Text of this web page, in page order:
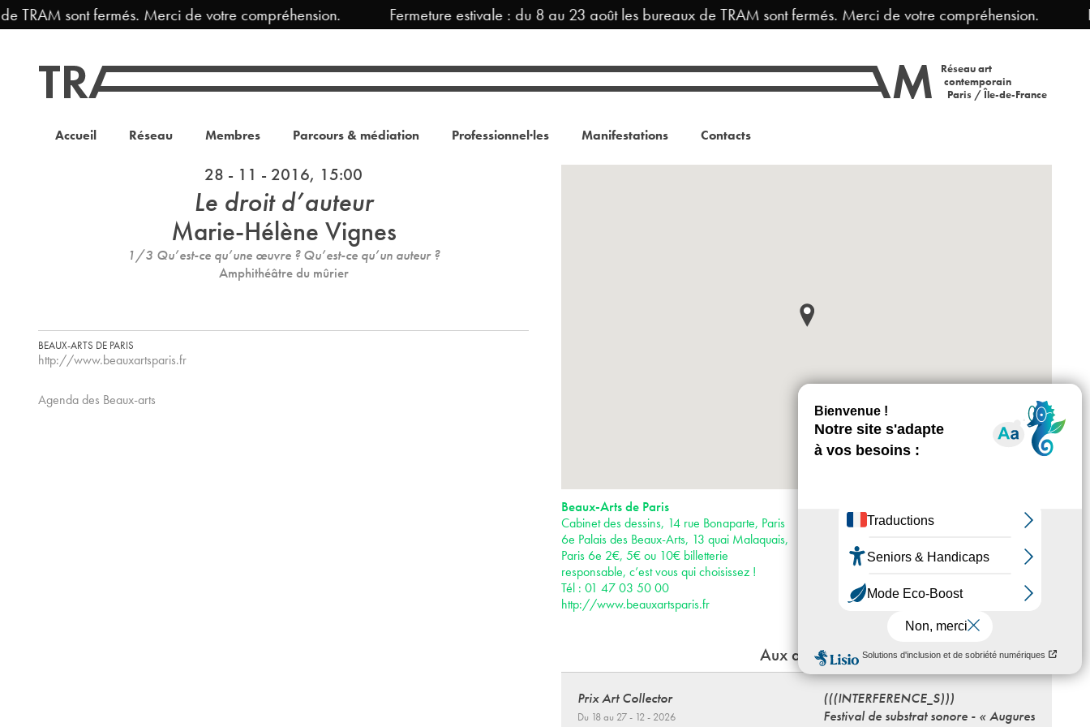
sont fermés. Merci de votre compréhension. Fermeture estivale : du 8 au 23 août les bureaux de TRAM sont fermés. Merci de votre compréhension.
Réseau art
contemporain
Paris / Île-de-France
Accueil Réseau Membres Parcours & médiation Professionnel·les Manifestations Contacts
28 - 11 - 2016, 15:00
Le droit d’auteur
Marie-Hélène Vignes
1/3 Qu’est-ce qu’une œuvre ? Qu’est-ce qu’un auteur ?
Amphithéâtre du mûrier
BEAUX-ARTS DE PARIS
http://www.beauxartsparis.fr
Agenda des Beaux-arts
Beaux-Arts de Paris
Cabinet des dessins, 14 rue Bonaparte, Paris
6e Palais des Beaux-Arts, 13 quai Malaquais,
Paris 6e 2€, 5€ ou 10€ billetterie
responsable, c’est vous qui choisissez !
Tél : 01 47 03 50 00
http://www.beauxartsparis.fr
19h, nocturne le jeudi jusqu’à 21h au Palais
Accès :
· Métro 4
· Bus 24, 27, 39, 63, 70, 86, 87, 95, 96
Aux alentours
Prix Art Collector
Du 18 au 27 - 12 - 2026
(((INTERFERENCE_S)))
Festival de substrat sonore - « Augures